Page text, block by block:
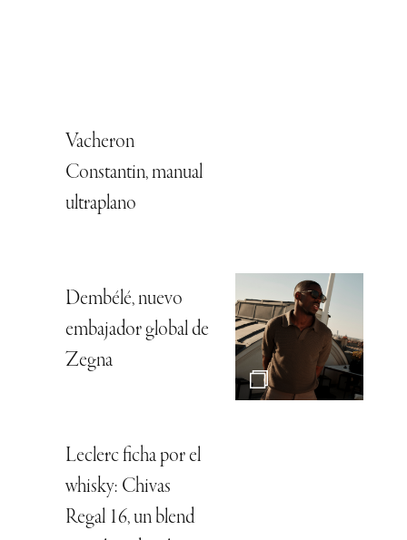
Vacheron
Constantin, manual
ultraplano
Dembélé, nuevo
embajador global de
Zegna
Leclerc ficha por el
whisky: Chivas
Regal 16, un blend